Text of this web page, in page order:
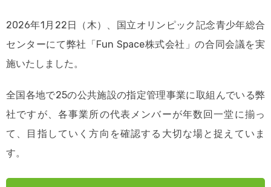
2026年1月22日（木）、国立オリンピック記念青少年総合
センターにて弊社「Fun Space株式会社」の合同会議を実
施いたしました。
全国各地で25の公共施設の指定管理事業に取組んでいる弊
社ですが、各事業所の代表メンバーが年数回一堂に揃っ
て、目指していく方向を確認する大切な場と捉えていま
す。